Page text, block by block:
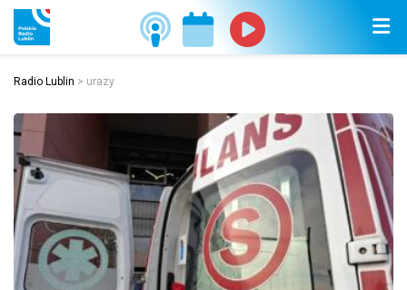
Radio Lublin > urazy